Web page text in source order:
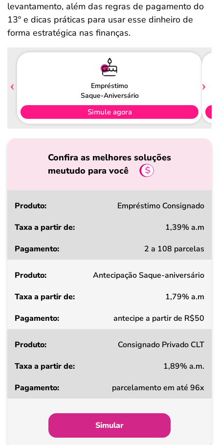
levantamento, além das regras de pagamento do
13º e dicas práticas para usar esse dinheiro de
forma estratégica nas finanças.
Empréstimo
Saque-Aniversário
Simule agora
Confira as melhores soluções
meutudo para você
Produto
a
de
Pagamento
Empréstimo Consignado
1,39% a.m
2 a 108 parcelas
Antecipação Saque-aniversário
1,79% a.m
antecipe a partir de R$50
Consignado Privado CLT
1,89% a.m.
parcelamento em até 96x
Simular